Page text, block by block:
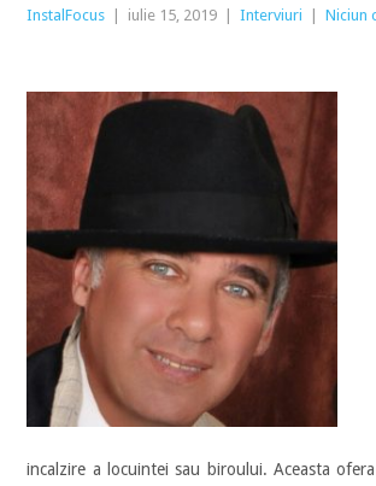
InstalFocus iulie 15, 2019 Interviuri Niciun
incalzire a locuintei sau biroului. Aceasta